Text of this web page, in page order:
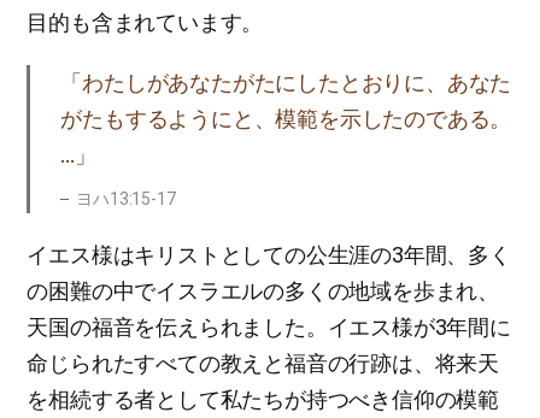
目的も含まれています。
「わたしがあなたがたにしたとおりに、あなた
がたもするようにと、模範を示したのである。
…」
ヨハ13:15-17
イエス様はキリストとしての公生涯の3年間、多く
の困難の中でイスラエルの多くの地域を歩まれ、
天国の福音を伝えられました。イエス様が3年間に
命じられたすべての教えと福音の行跡は、将来天
を相続する者として私たちが持つべき信仰の模範